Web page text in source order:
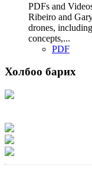
PDFs and
Ribeiro and
drones,
concepts,...
PDF
Холбоо барих